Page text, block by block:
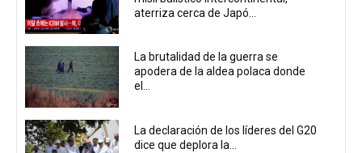
aterriza cerca de Japó...
La brutalidad de la guerra se
apodera de la aldea polaca donde
el...
La declaración de los líderes del G20
dice que deplora la...